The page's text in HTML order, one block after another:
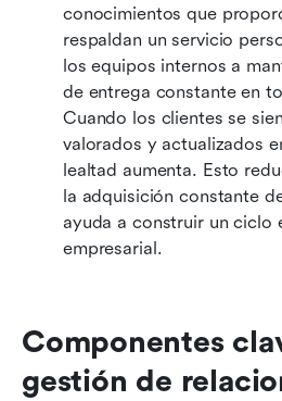
conocimientos que
respaldan un servicio
los equipos internos a
de entrega constante en
Cuando los clientes se
valorados y actualizados
lealtad aumenta. Esto
la adquisición constante
ayuda a construir un ciclo
empresarial.
Componentes
gestión de